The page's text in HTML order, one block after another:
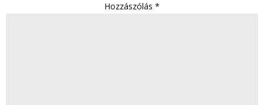
Hozzászólás *